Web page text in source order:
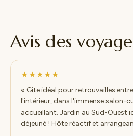
Avis des
★★★★★
« Gite idéal pour retrouvailles
l'intérieur, dans l'immense salon-
accueillant. Jardin au Sud-Ouest
déjeuné ! Hôte réactif et